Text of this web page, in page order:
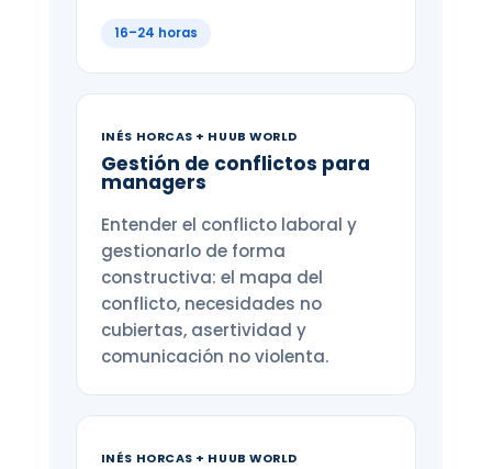
16–24 horas
INÉS HORCAS + HUUB WORLD
Gestión de conflictos para
managers
Entender el conflicto laboral y
gestionarlo de forma
constructiva: el mapa del
conflicto, necesidades no
cubiertas, asertividad y
comunicación no violenta.
INÉS HORCAS + HUUB WORLD